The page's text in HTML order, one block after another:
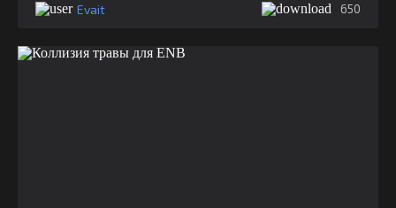
Evait 650